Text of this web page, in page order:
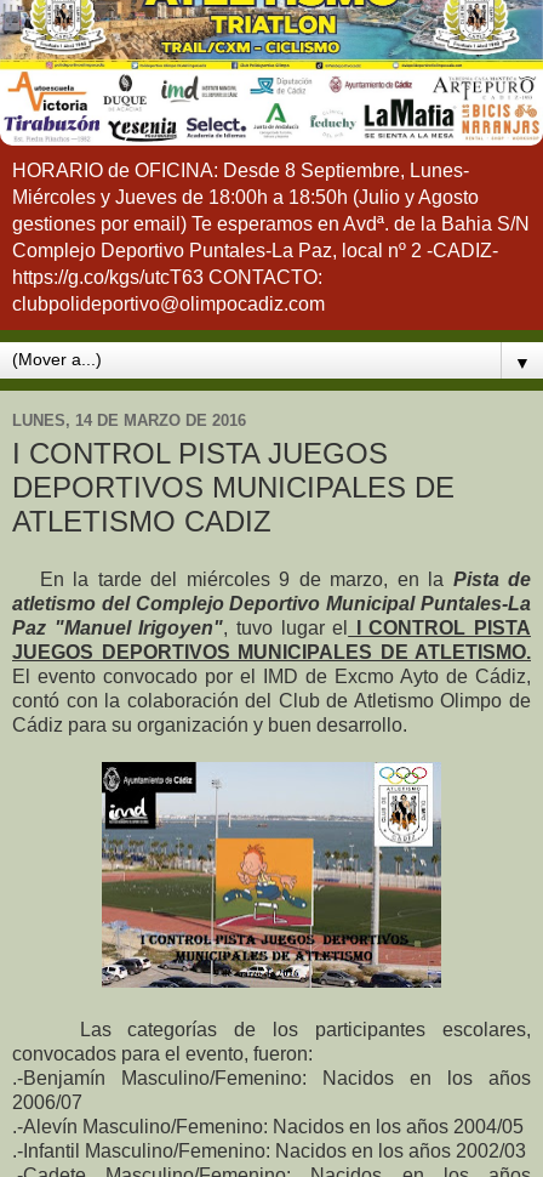
HORARIO de OFICINA: Desde 8 Septiembre, Lunes-
Miércoles y Jueves de 18:00h a 18:50h (Julio y Agosto
gestiones por email) Te esperamos en Avdª. de la Bahia S/N
Complejo Deportivo Puntales-La Paz, local nº 2 -CADIZ-
https://g.co/kgs/utcT63 CONTACTO:
clubpolideportivo@olimpocadiz.com
▼
LUNES, 14 DE MARZO DE 2016
I CONTROL PISTA JUEGOS
DEPORTIVOS MUNICIPALES DE
ATLETISMO CADIZ
En la tarde del miércoles 9 de marzo, en la Pista de
atletismo del Complejo Deportivo Municipal Puntales-La
Paz "Manuel Irigoyen", tuvo lugar el
I CONTROL PISTA
JUEGOS DEPORTIVOS MUNICIPALES DE ATLETISMO.
El evento convocado por el IMD de Excmo Ayto de Cádiz,
contó con la colaboración del Club de Atletismo Olimpo de
Cádiz para su organización y buen desarrollo.
Las categorías de los participantes escolares,
convocados para el evento, fueron:
.-Benjamín Masculino/Femenino: Nacidos en los años
2006/07
.-Alevín Masculino/Femenino: Nacidos en los años 2004/05
.-Infantil Masculino/Femenino: Nacidos en los años 2002/03